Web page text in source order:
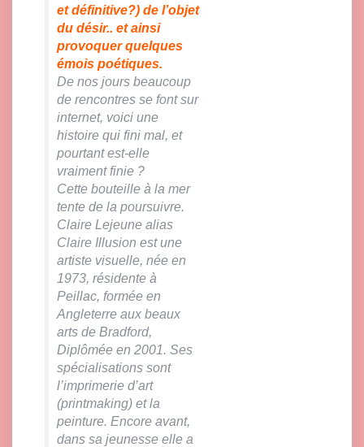
et définitive?) de l’objet
du désir.. et ainsi
provoquer quelques
émois poétiques.
De nos jours beaucoup
de rencontres se font sur
internet, voici une
histoire qui fini mal, et
pourtant est-elle
vraiment finie ?
Cette bouteille à la mer
tente de la poursuivre.
Claire Lejeune alias
Claire Illusion est une
artiste visuelle, née en
1973, résidente à
Peillac, formée en
Angleterre aux beaux
arts de Bradford,
Diplômée en 2001. Ses
spécialisations sont
l’imprimerie d’art
(printmaking) et la
peinture. Encore avant,
dans sa jeunesse elle a